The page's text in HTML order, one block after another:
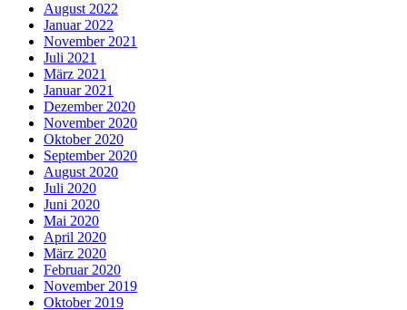
August 2022
Januar 2022
November 2021
Juli 2021
März 2021
Januar 2021
Dezember 2020
November 2020
Oktober 2020
September 2020
August 2020
Juli 2020
Juni 2020
Mai 2020
April 2020
März 2020
Februar 2020
November 2019
Oktober 2019